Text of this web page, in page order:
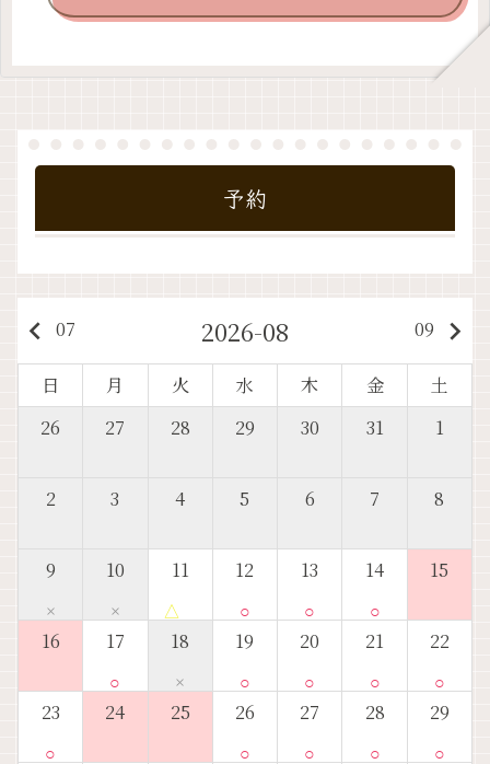
予約
keyboard_arrow_left 07 2026-08 09 keyboard_arrow_right
日 月 火 水 木 金
土
26
27 28 29 30 31 1
2 3 4 5 6 7 8
9
×
10
×
11
△
12
○
13
○
14
○
15
16 17
○
18
×
19
○
20
○
21
○
22
○
23
○
24 25 26
○
27
○
28
○
29
○